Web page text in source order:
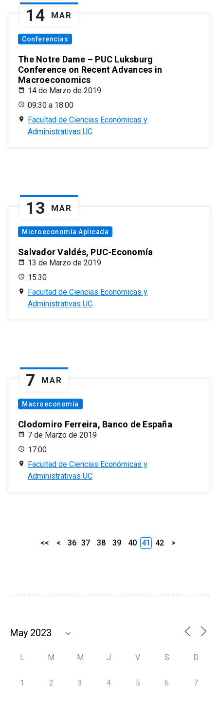
14 MAR
Conferencias
The Notre Dame – PUC Luksburg
Conference on Recent Advances in
Macroeconomics
14 de Marzo de 2019
09:30 a 18:00
Facultad de Ciencias Económicas y
Administrativas UC
13 MAR
Microeconomía Aplicada
Salvador Valdés, PUC-Economía
13 de Marzo de 2019
15:30
Facultad de Ciencias Económicas y
Administrativas UC
7 MAR
Macroeconomía
Clodomiro Ferreira, Banco de España
7 de Marzo de 2019
17:00
Facultad de Ciencias Económicas y
Administrativas UC
<< < 36 37 38 39 40 41 42 >
L M M J V S D
1 2 3 4 5 6 7